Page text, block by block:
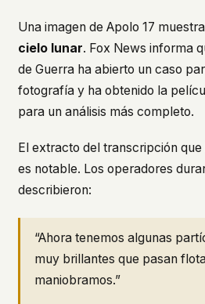
Una imagen de Apolo 17 muestra
cielo lunar. Fox News informa
de Guerra ha abierto un caso
fotografía y ha obtenido la
para un análisis más completo.
El extracto del transcripción
es notable. Los operadores
describieron:
“Ahora tenemos algunas
muy brillantes que pasan
maniobramos.”